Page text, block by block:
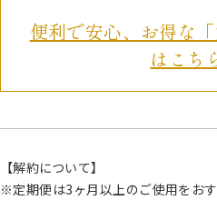
便利で安心、お得な
はこち
【解約について】
※定期便は3ヶ月以上のご使用をお